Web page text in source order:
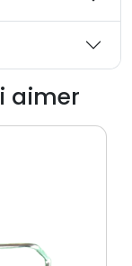
aimer